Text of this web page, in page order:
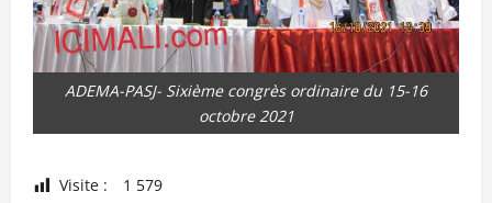
ADEMA-PASJ- Sixième congrès ordinaire du 15-16
octobre 2021
Visite : 1 579